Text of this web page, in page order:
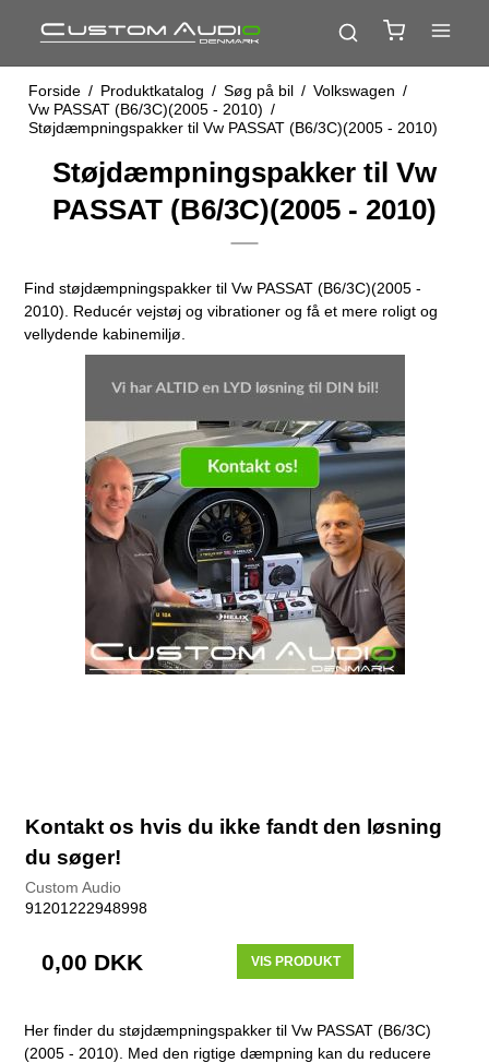
Forside / Produktkatalog / Søg på bil / Volkswagen /
Vw PASSAT (B6/3C)(2005 - 2010) /
Støjdæmpningspakker til Vw PASSAT (B6/3C)(2005 - 2010)
Støjdæmpningspakker til Vw
PASSAT (B6/3C)(2005 - 2010)
Find støjdæmpningspakker til Vw PASSAT (B6/3C)(2005 -
2010). Reducér vejstøj og vibrationer og få et mere roligt og
vellydende kabinemiljø.
Kontakt os hvis du ikke fandt den løsning
du søger!
Custom Audio
91201222948998
0,00 DKK VIS PRODUKT
Her finder du støjdæmpningspakker til Vw PASSAT (B6/3C)
(2005 - 2010). Med den rigtige dæmpning kan du reducere